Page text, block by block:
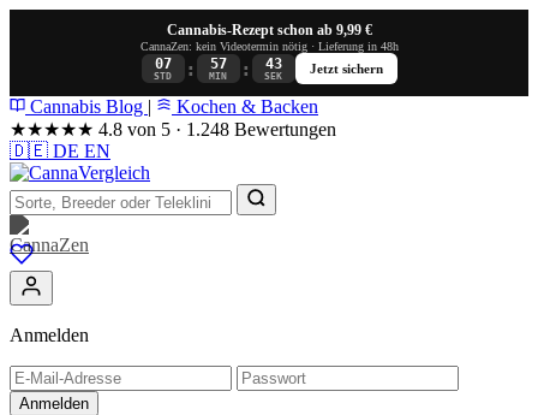
Cannabis-Rezept schon ab 9,99 €
CannaZen: kein Videotermin nötig · Lieferung in 48h
07
STD : 57
MIN : 42
SEK
Jetzt sichern
Cannabis Blog |
Kochen & Backen
★★★★★ 4.8 von 5 · 1.248 Bewertungen
🇩🇪 DE EN
Anmelden
Anmelden